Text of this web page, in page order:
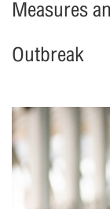
Measures
Outbreak